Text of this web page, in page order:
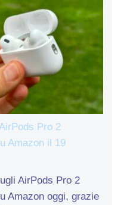
Pro 2
Amazon il 19
AirPods Pro 2
Amazon oggi, grazie